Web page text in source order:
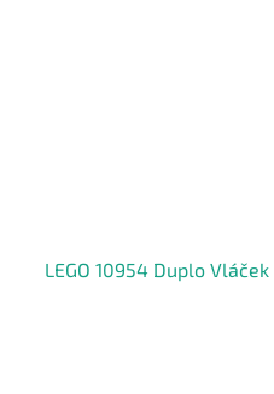
LEGO 10954 Duplo